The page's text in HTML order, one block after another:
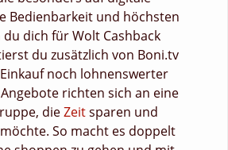
Bedienbarkeit und höchsten
du dich für Wolt Cashback
du zusätzlich von Boni.tv
noch lohnenswerter
richten sich an eine
dieZeitsparen und
So macht es doppelt